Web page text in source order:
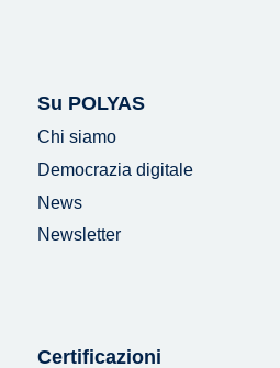
Su POLYAS
Chi siamo
Democrazia digitale
News
Newsletter
Certificazioni